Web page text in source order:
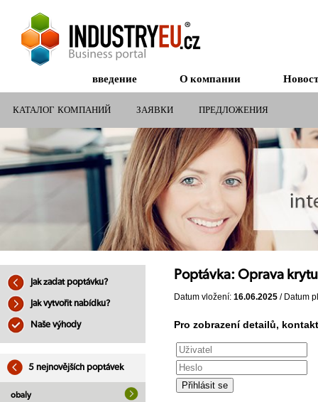
введение О компании
КАТАЛОГ КОМПАНИЙ ЗАЯВКИ ПРЕДЛОЖЕНИЯ
СУБСИДИИ ДЛЯ КОМПАНИЙ
Jak zadat poptávku?
Jak vytvořit nabídku?
Naše výhody
5 nejnovějších poptávek
obaly
Poptávka: Oprava
Datum vložení: 16.06.2025 / Datum
Pro zobrazení detailů,